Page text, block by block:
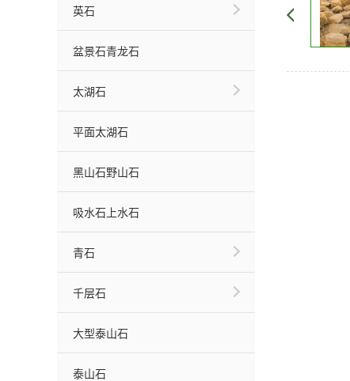
英石
盆景石青龙石
太湖石
平面太湖石
黑山石野山石
吸水石上水石
青石
千层石
大型泰山石
泰山石